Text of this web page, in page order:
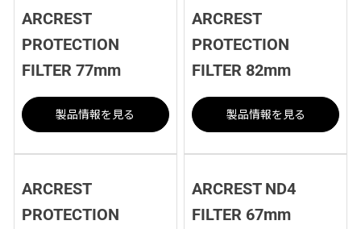
ARCREST
PROTECTION
FILTER 77mm
製品情報を見る
ARCREST
PROTECTION
FILTER 82mm
製品情報を見る
ARCREST
PROTECTION
ARCREST ND4
FILTER 67mm